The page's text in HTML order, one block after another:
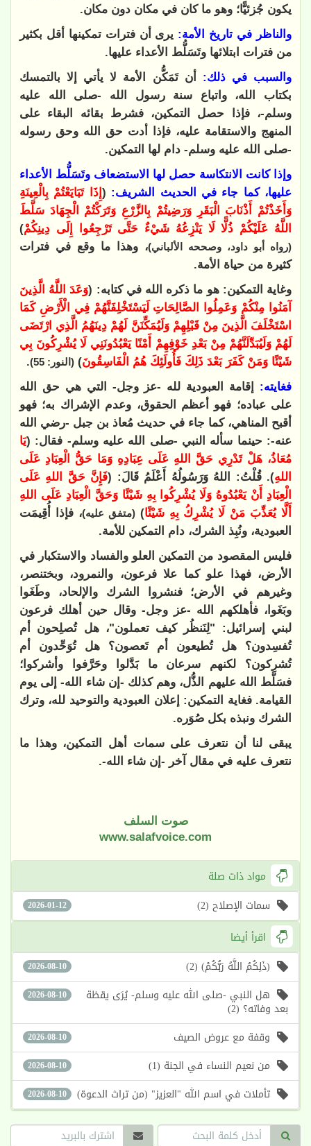
يكون جُزئيًّا؛ وهو ما كان في مكان دون مكان.
والناظر في تاريخ الأمة: يرى أن فترات تمكينها أقل بكثير
من فترات ابتلائها وتَسَلُّط الأعداء عليها.
والسبب في ذلك:
أن تَمَكُّن الأمة لا يأتي إلا بالتمسك
بكتاب الله، واتباع سنة رسول الله -صلى الله عليه
وسلم-، فإذا حصل التمكين، فشرط بقائه البقاء على
المنهج والاستقامة عليه، فإذا أدت حق الله وحق رسوله
-صلى الله عليه وسلم- دام لها التمكين.
وإذا كانت الانتكاسة حصل لها الاستضعاف وتَسَلُّط الأعداء
عليها، كما جاء في الحديث الشريف: (إِذَا تَبَايَعْتُمْ بِالْعِينَةِ
وَأَخَذْتُمْ أَذْنَابَ الْبَقَرِ وَرَضِيتُمْ بِالزَّرْعِ وَتَرَكْتُمْ الْجِهَادَ سَلَّطَ
اللَّهُ عَلَيْكُمْ ذُلًّا لَا يَنْزِعُهُ شَيْءٌ حَتَّى تَرْجِعُوا إِلَى دِينِكُمْ)
(رواه أبو داود، وصححه الألباني)، وهذا ما وقع في فترات
كثيرة من حياة الأمة.
وغاية التمكين:هو ما ذكره الله في كتابه: (وَعَدَ اللَّهُ الَّذِينَ
آمَنُوا مِنْكُمْ وَعَمِلُوا الصَّالِحَاتِ لَيَسْتَخْلِفَنَّهُمْ فِي الْأَرْضِ كَمَا
اسْتَخْلَفَ الَّذِينَ مِنْ قَبْلِهِمْ وَلَيُمَكِّنَنَّ لَهُمْ دِينَهُمُ الَّذِي ارْتَضَى
لَهُمْ وَلَيُبَدِّلَنَّهُمْ مِنْ بَعْدِ خَوْفِهِمْ أَمْنًا يَعْبُدُونَنِي لَا يُشْرِكُونَ بِي
شَيْئًا وَمَنْ كَفَرَ بَعْدَ ذَلِكَ فَأُولَئِكَ هُمُ الْفَاسِقُونَ) (النور: 55)
.
فغايته: إقامة العبودية لله -عز وجل- التي هي حق الله
على عباده؛ فهو أعظم الحقوق، وعدم الإشراك به؛ فهو
أقبح المناهي، كما جاء في حديث مُعاذ بن جبل -رضي الله
عنه-: حينما سأله النبي -صلى الله عليه وسلم- فقال: (يَا
مُعَاذُ، هَلْ تَدْرِي حَقَّ اللهِ عَلَى عِبَادِهِ وَمَا حَقُّ الْعِبَادِ عَلَى
اللهِ). قُلْتُ: اللهُ وَرَسُولُهُ أَعْلَمُ قَالَ: (فَإِنَّ حَقَّ اللهِ عَلَى
الْعِبَادِ أَنْ يَعْبُدُوهُ وَلَا يُشْرِكُوا بِهِ شَيْئًا ‌وَحَقَّ ‌الْعِبَادِ ‌عَلَى ‌اللهِ
أَلَّا يُعَذِّبَ مَنْ لَا يُشْرِكُ بِهِ شَيْئًا)(متفق عليه)، فإذا أُقِيمَت
العبودية، ونُبِذ الشرك، دام التمكين للأمة.
فليس المقصود من التمكين العلو والفساد والاستكبار في
الأرض، فهذا علو كما علا فرعون، والنمرود، وبختنصر،
وغيرهم في الأرض؛ فنشروا الشرك والإلحاد، وطَغَوا
وبَغَوا، فأهلكهم الله -عز وجل- وقال حين أهلك فرعون
لبني إسرائيل: "لِنَنظُر كيف تعملون"، هل تُصلِحون أم
تُفسِدون؟ هل تُطيعون أم تَعصون؟ هل تُوَحِّدون أم
تُشرِكون؟ لكنهم سرعان ما بَدَّلوا وحَرَّفوا وأشركوا؛
فسَلَّط الله عليهم الذُّل، وهم كذلك -إن شاء الله- إلى يوم
القيامة. فغاية التمكين: إعلان العبودية والتوحيد لله، وترك
الشرك ونبذه بكل صُوَره.
يبقى لنا أن نتعرف على سمات أهل التمكين، وهذا ما
نتعرف عليه في مقال آخر -إن شاء الله-.
صوت السلف
www.salafvoice.com
مواد ذات صلة
2026-01-12
سمات الإصلاح (2)
اقرأ أيضا
2026-08-10 (ذَلِكُمُ اللَّهُ رَبُّكُمْ) (2)
2026-08-10 هل النبي -صلى الله عليه وسلم- يُرَى يقظة
بعد وفاته؟ (2)
2026-08-10 وقفة مع عروض الصيف
2026-08-10 من نعيم النساء في الجنة (1)
2026-08-10 تأملات في اسم الله "العزيز" (من تراث الدعوة)